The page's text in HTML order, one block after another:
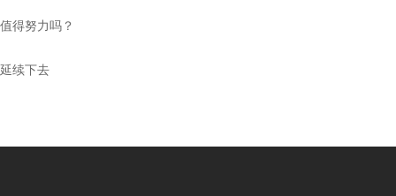
值得努力吗？
延续下去